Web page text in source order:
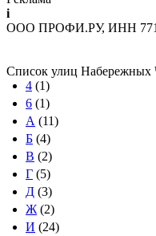
i
ООО ПРОФИ.РУ, ИНН
Список улиц Набережных
4 (1)
6 (1)
А (11)
Б (4)
В (2)
Г (5)
Д (3)
Ж (2)
И (24)